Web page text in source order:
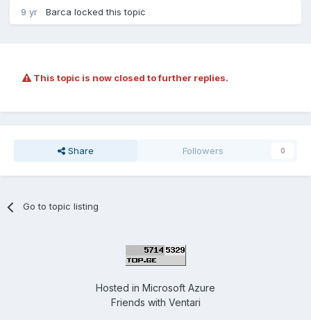
9 yr Barca locked this topic
This topic is now closed to further replies.
Share Followers 0
Go to topic listing
Hosted in Microsoft Azure
Friends with Ventari